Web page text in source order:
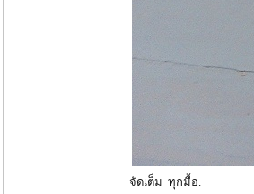
จัดเต็ม ทุกมื้อ.